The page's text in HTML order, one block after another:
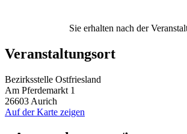
Sie erhalten nach der
Veranstaltungsort
Bezirksstelle Ostfriesland
Am Pferdemarkt 1
26603 Aurich
Auf der Karte zeigen